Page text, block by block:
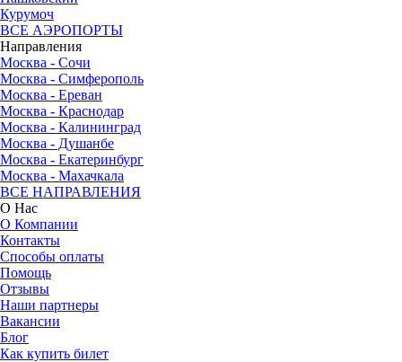
Курумоч
ВСЕ АЭРОПОРТЫ
Направления
Москва - Сочи
Москва - Симферополь
Москва - Ереван
Москва - Краснодар
Москва - Калининград
Москва - Душанбе
Москва - Екатеринбург
Москва - Махачкала
ВСЕ НАПРАВЛЕНИЯ
О Нас
О Компании
Контакты
Способы оплаты
Помощь
Отзывы
Наши партнеры
Вакансии
Блог
Как купить билет